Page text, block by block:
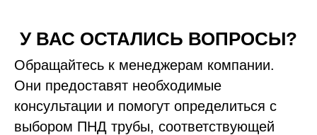
У ВАС ОСТАЛИСЬ ВОПРОСЫ?
Обращайтесь к менеджерам компании.
Они предоставят необходимые
консультации и помогут определиться с
выбором ПНД трубы, соответствующей